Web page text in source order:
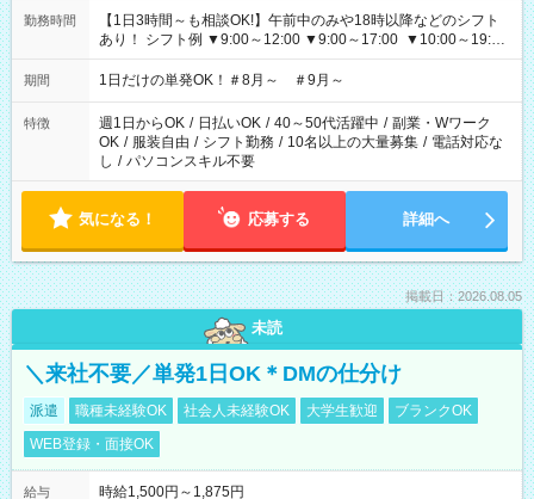
勤務時間
【1日3時間～も相談OK!】午前中のみや18時以降などのシフト
あり！ シフト例 ▼9:00～12:00 ▼9:00～17:00 ▼10:00～19:00
▼18:00～21:00
期間 1日だけの単発OK！＃8月～ ＃9月～
特徴 週1日からOK / 日払いOK / 40～50代活躍中 / 副業・Wワーク
OK / 服装自由 / シフト勤務 / 10名以上の大量募集 / 電話対応な
し / パソコンスキル不要
気になる！ 応募する 詳細へ
掲載日：2026.08.05
未読
＼来社不要／単発1日OK＊DMの仕分け
派遣 職種未経験OK 社会人未経験OK 大学生歓迎
ブランクOK
WEB登録・面接OK
給与 時給1,500円～1,875円